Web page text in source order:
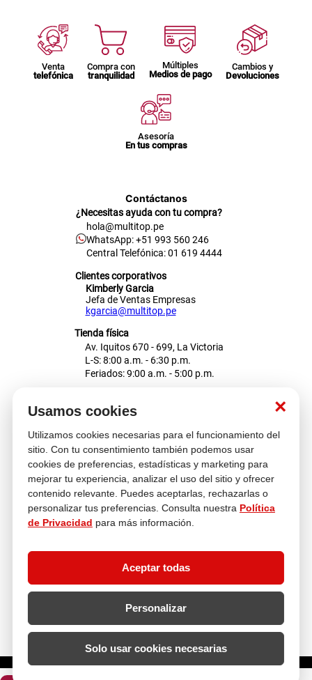
×
Usamos cookies
Utilizamos cookies necesarias para el funcionamiento del
sitio. Con tu consentimiento también podemos usar
cookies de preferencias, estadísticas y marketing para
mejorar tu experiencia, analizar el uso del sitio y ofrecer
contenido relevante. Puedes aceptarlas, rechazarlas o
personalizar tus preferencias. Consulta nuestra Política
de Privacidad para más información.
Aceptar todas
Personalizar
Solo usar cookies necesarias
Venta
telefónica
Compra con
tranquilidad
Múltiples
Medios de pago
Cambios y
Devoluciones
Asesoría
En tus compras
Contáctanos
¿Necesitas ayuda con tu compra?
hola@multitop.pe
WhatsApp: +51 993 560 246
Central Telefónica: 01 619 4444
Clientes corporativos
Kimberly Garcia
Jefa de Ventas Empresas
kgarcia@multitop.pe
Tienda física
Av. Iquitos 670 - 699, La Victoria
L-S: 8:00 a.m. - 6:30 p.m.
Feriados: 9:00 a.m. - 5:00 p.m.
Atención al cliente
Descubre más